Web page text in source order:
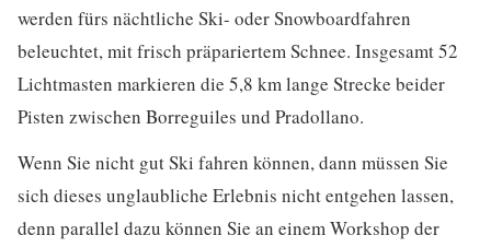
werden fürs nächtliche Ski- oder Snowboardfahren
beleuchtet, mit frisch präpariertem Schnee. Insgesamt 52
Lichtmasten markieren die 5,8 km lange Strecke beider
Pisten zwischen Borreguiles und Pradollano.
Wenn Sie nicht gut Ski fahren können, dann müssen Sie
sich dieses unglaubliche Erlebnis nicht entgehen lassen,
denn parallel dazu können Sie an einem Workshop der